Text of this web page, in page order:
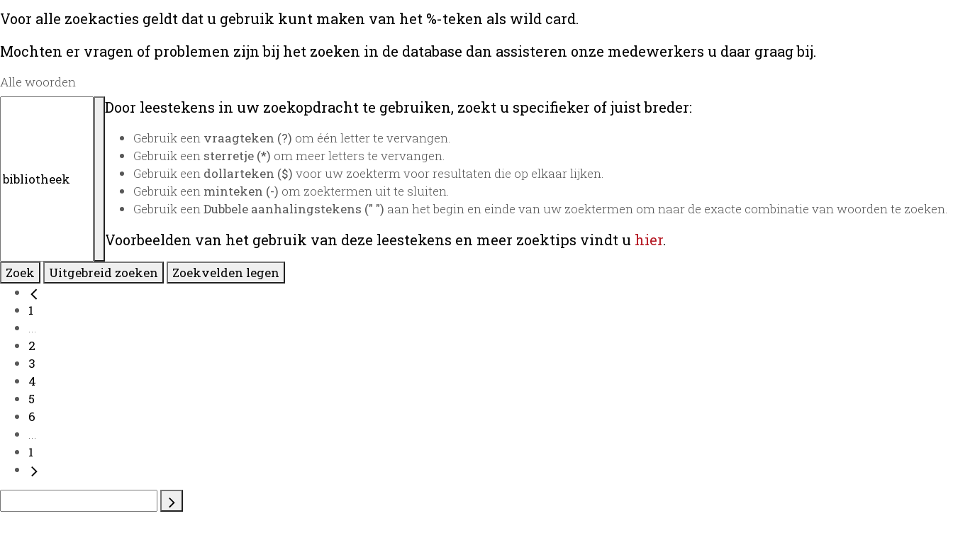
Voor alle zoekacties geldt dat u gebruik kunt maken van het %-teken als wild card.
Mochten er vragen of problemen zijn bij het zoeken in de database dan assisteren onze medewerkers u daar graag bij.
Alle woorden
Door leestekens in uw zoekopdracht te gebruiken, zoekt u specifieker of juist breder:
Gebruik een vraagteken (?) om één letter te vervangen.
Gebruik een sterretje (*) om meer letters te vervangen.
Gebruik een dollarteken ($) voor uw zoekterm voor resultaten die op elkaar lijken.
Gebruik een minteken (-) om zoektermen uit te sluiten.
Gebruik eenDubbele aanhalingstekens (" ") aan het begin en einde van uw zoektermen om naar de exacte combinatie van woorden te zoeken.
Voorbeelden van het gebruik van deze leestekens en meer zoektips vindt u hier.
Zoek Uitgebreid zoeken Zoekvelden legen
1
...
2
3
4
5
6
...
1